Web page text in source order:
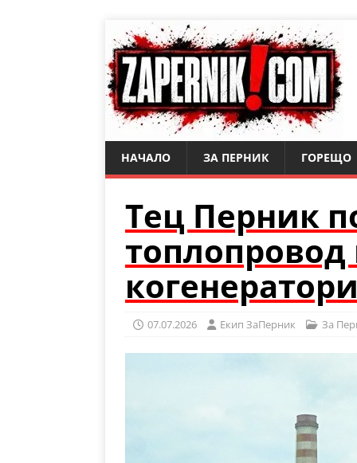
НАЧАЛО ЗА ПЕРНИК ГОРЕЩО
Тец Перник
топлопровод
когенератори
07.07.2026 Eкип ЗаПерник За